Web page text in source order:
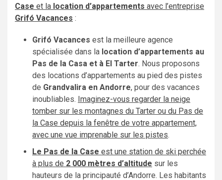
Case et la location d’appartements avec l’entreprise
Grifó Vacances :
Grifó Vacances est la meilleure agence
spécialisée dans la location d’appartements au
Pas de la Casa et à El Tarter. Nous proposons
des locations d’appartements au pied des pistes
de Grandvalira en Andorre, pour des vacances
inoubliables. Imaginez-vous regarder la neige
tomber sur les montagnes du Tarter ou du Pas de
la Case depuis la fenêtre de votre appartement,
avec une vue imprenable sur les pistes.
Le Pas de la Case est une station de ski perchée
à plus de 2 000 mètres d’altitude sur les
hauteurs de la principauté d’Andorre. Les habitants